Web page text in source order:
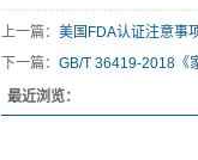
上一篇： 美国FDA认证注意事
下一篇： GB/T 36419-2018《
最近浏览：